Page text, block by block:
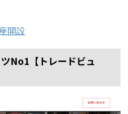
開設
No1【トレードビュ